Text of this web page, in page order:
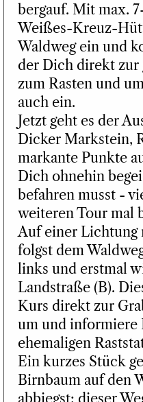
bergauf. Mit max.
Weißes-Kreuz-
Waldweg ein und
der Dich direkt zur
zum Rasten und
auch ein.
Jetzt geht es der
Dicker Markstein,
markante Punkte
Dich ohnehin
befahren musst -
weiteren Tour mal
Auf einer Lichtung
folgst dem
links und erstmal
Landstraße (B).
Kurs direkt zur
um und informiere
ehemaligen
Ein kurzes Stück
Birnbaum auf den
abbiegst; dieser